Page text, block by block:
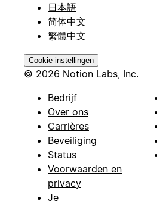
日本語
简体中文
繁體中文
Cookie-instellingen
© 2026 Notion Labs, Inc.
Bedrijf
Over ons
Carrières
Beveiliging
Status
Voorwaarden en
privacy
Je